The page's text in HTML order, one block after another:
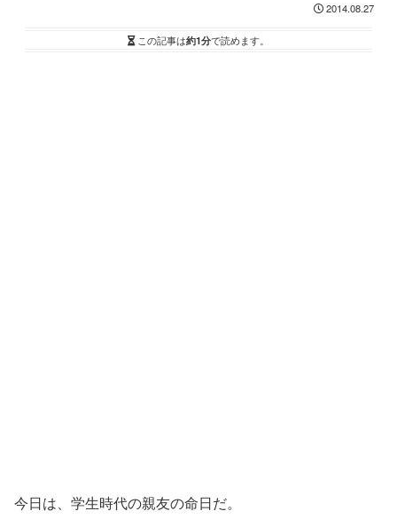
2014.08.27
この記事は約1分で読めます。
今日は、学生時代の親友の命日だ。